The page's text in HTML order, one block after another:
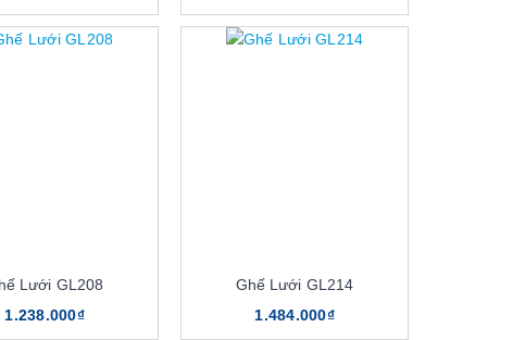
Lưới GL208
1.238.000₫
Ghế Lưới GL214
1.484.000₫